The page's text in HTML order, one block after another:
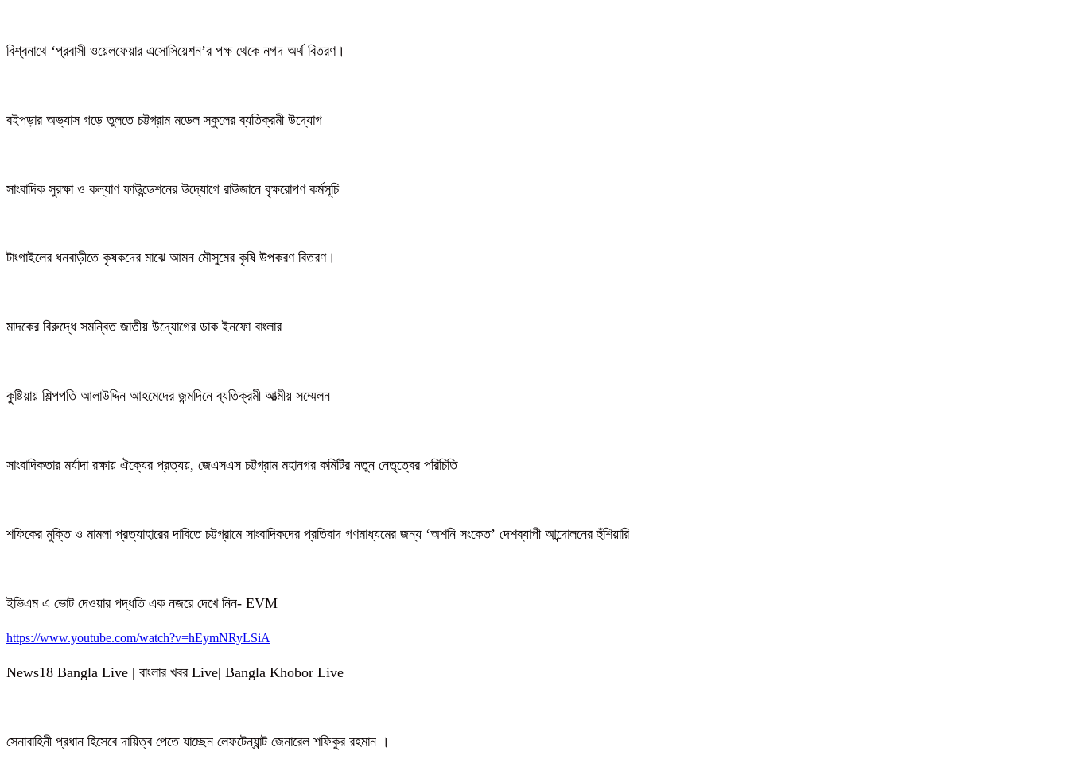
বিশ্বনাথে ‘প্রবাসী ওয়েলফেয়ার এসোসিয়েশন’র পক্ষ থেকে নগদ অর্থ বিতরণ।
বইপড়ার অভ্যাস গড়ে তুলতে চট্টগ্রাম মডেল স্কুলের ব্যতিক্রমী উদ্যোগ
সাংবাদিক সুরক্ষা ও কল্যাণ ফাউন্ডেশনের উদ্যোগে রাউজানে বৃক্ষরোপণ কর্মসূচি
টাংগাইলের ধনবাড়ীতে কৃষকদের মাঝে আমন মৌসুমের কৃষি উপকরণ বিতরণ।
মাদকের বিরুদ্ধে সমন্বিত জাতীয় উদ্যোগের ডাক ইনফো বাংলার
কুষ্টিয়ায় শিল্পপতি আলাউদ্দিন আহমেদের জন্মদিনে ব্যতিক্রমী আত্মীয় সম্মেলন
সাংবাদিকতার মর্যাদা রক্ষায় ঐক্যের প্রত্যয়, জেএসএস চট্টগ্রাম মহানগর কমিটির নতুন নেতৃত্বের পরিচিতি
শফিকের মুক্তি ও মামলা প্রত্যাহারের দাবিতে চট্টগ্রামে সাংবাদিকদের প্রতিবাদ গণমাধ্যমের জন্য ‘অশনি সংকেত’ দেশব্যাপী আন্দোলনের হুঁশিয়ারি
ইভিএম এ ভোট দেওয়ার পদ্ধতি এক নজরে দেখে নিন- EVM
https://www.youtube.com/watch?v=hEymNRyLSiA
News18 Bangla Live | বাংলার খবর Live| Bangla Khobor Live
সেনাবাহিনী প্রধান হিসেবে দায়িত্ব পেতে যাচ্ছেন লেফটেন্যান্ট জেনারেল শফিকুর রহমান ।